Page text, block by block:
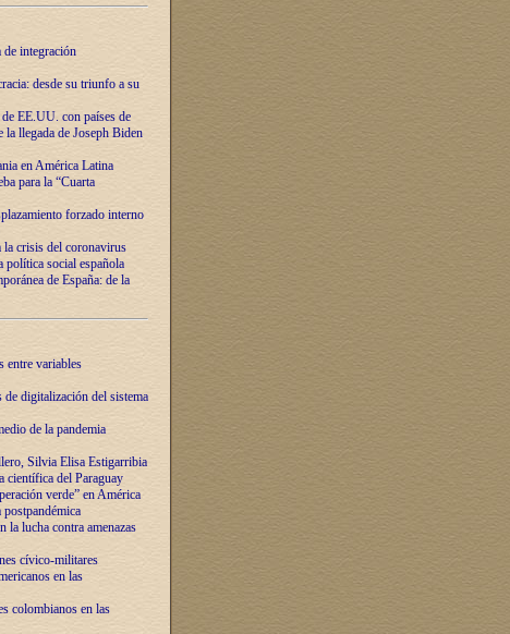
integración
desde su triunfo a su
EE.UU. con países de
la llegada de Joseph Biden
en América Latina
para la “Cuarta
forzado interno
crisis del coronavirus
política social española
de España: de la
entre variables
digitalización del sistema
de la pandemia
Silvia Elisa Estigarribia
científica del Paraguay
verde” en América
la lucha contra amenazas
cívico-militares
en las
colombianos en las